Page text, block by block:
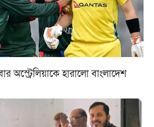
অস্ট্রেলিয়াকে হারালো বাংলাদেশ